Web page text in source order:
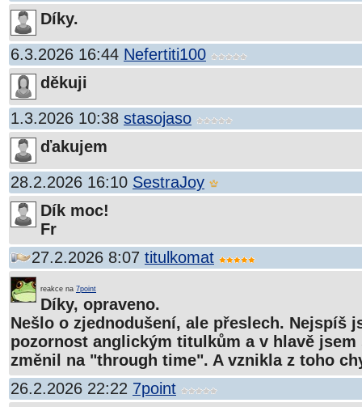
Díky.
6.3.2026 16:44 Nefertiti100
děkuji
1.3.2026 10:38 stasojaso
ďakujem
28.2.2026 16:10 SestraJoy
Dík moc!
Fr
27.2.2026 8:07 titulkomat
reakce na 7point
Díky, opraveno.
Nešlo o zjednodušení, ale přeslech. Nejspíš
pozornost anglickým titulkům a v hlavě
změnil na "through time". A vznikla z toho
26.2.2026 22:22 7point